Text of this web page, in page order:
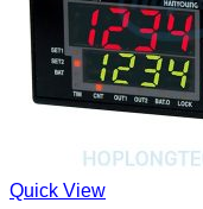
Quick View